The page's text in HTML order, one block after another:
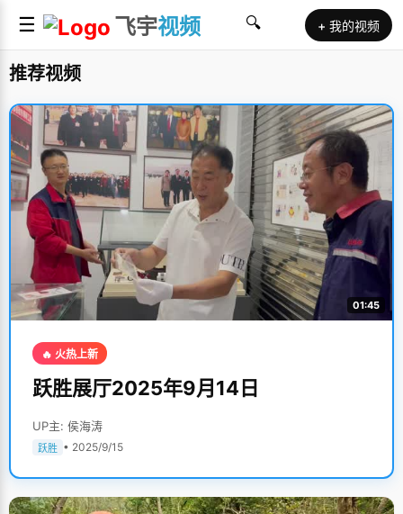
☰ 飞宇视频 🔍 + 我的视频
推荐视频
01:45
🔥 火热上新
跃胜展厅2025年9月14日
UP主: 侯海涛
跃胜 • 2025/9/15